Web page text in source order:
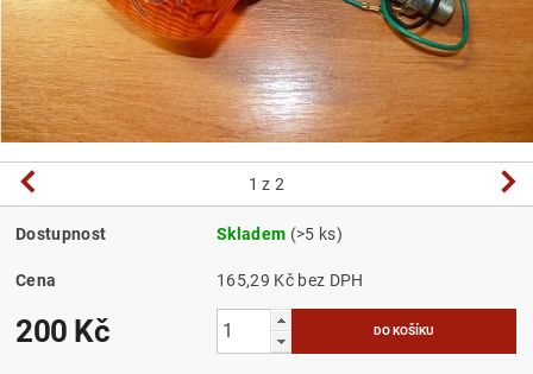
1 z 2
Dostupnost Skladem (>5 ks)
Cena 165,29 Kč bez DPH
200 Kč